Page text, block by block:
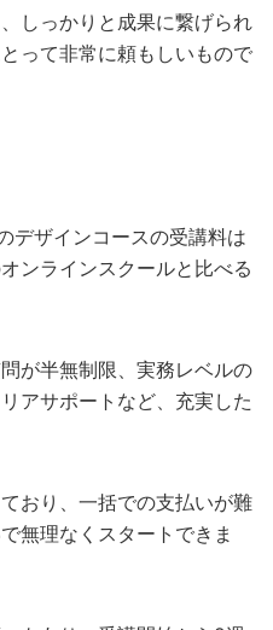
しっかりと成果に繋げられ
って非常に頼もしいもので
デザインコースの受講料は
ンラインスクールと比べる
が半無制限、実務レベルの
アサポートなど、充実した
おり、一括での支払いが難
無理なくスタートできま